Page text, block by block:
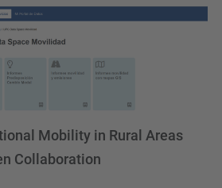
Mobility in Rural Areas
Collaboration